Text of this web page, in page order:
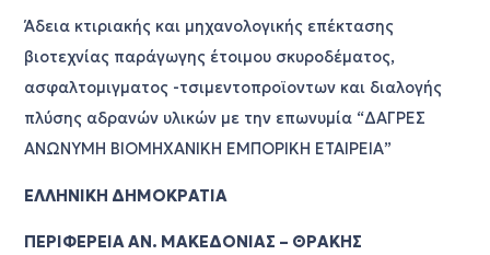
Άδεια κτιριακής και μηχανολογικής επέκτασης
βιοτεχνίας παράγωγης έτοιμου σκυροδέματος,
ασφαλτομιγματος -τσιμεντοπροϊοντων και διαλογής
πλύσης αδρανών υλικών με την επωνυμία “ΔΑΓΡΕΣ
ΑΝΩΝΥΜΗ ΒΙΟΜΗΧΑΝΙΚΗ ΕΜΠΟΡΙΚΗ ΕΤΑΙΡΕΙΑ”
ΕΛΛΗΝΙΚΗ ΔΗΜΟΚΡΑΤΙΑ
ΠΕΡΙΦΕΡΕΙΑ ΑΝ. ΜΑΚΕΔΟΝΙΑΣ – ΘΡΑΚΗΣ